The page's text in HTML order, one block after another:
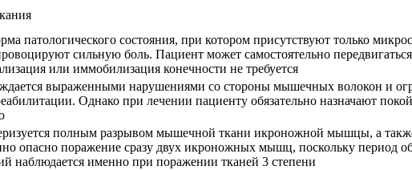
патологического состояния, при котором присутствуют только
сильную боль. Пациент может самостоятельно
или иммобилизация конечности не требуется
выраженными нарушениями со стороны мышечных волокон и
Однако при лечении пациенту обязательно назначают
полным разрывом мышечной ткани икроножной мышцы, а
опасно поражение сразу двух икроножных мышц, поскольку период
наблюдается именно при поражении тканей 3 степени